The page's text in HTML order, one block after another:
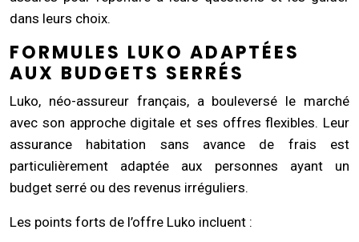
dans leurs choix.
FORMULES LUKO ADAPTÉES
AUX BUDGETS SERRÉS
Luko, néo-assureur français, a bouleversé le marché
avec son approche digitale et ses offres flexibles. Leur
assurance habitation sans avance de frais est
particulièrement adaptée aux personnes ayant un
budget serré ou des revenus irréguliers.
Les points forts de l’offre Luko incluent :